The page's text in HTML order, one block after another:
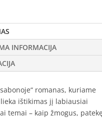
INFORMACIJA
romanas, kuriame
ištikimas jį labiausiai
temai – kaip žmogus,